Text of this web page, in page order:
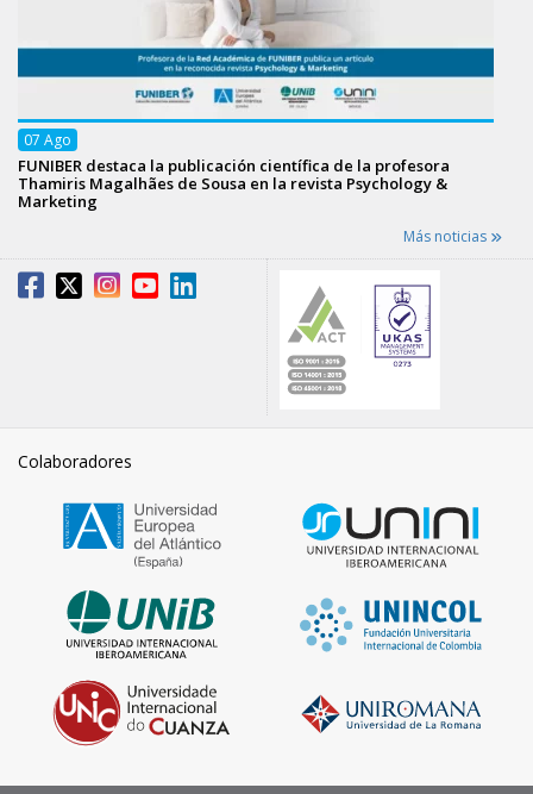
07 Ago
FUNIBER destaca la publicación científica de la profesora
Thamiris Magalhães de Sousa en la revista Psychology &
Marketing
Más noticias
Colaboradores